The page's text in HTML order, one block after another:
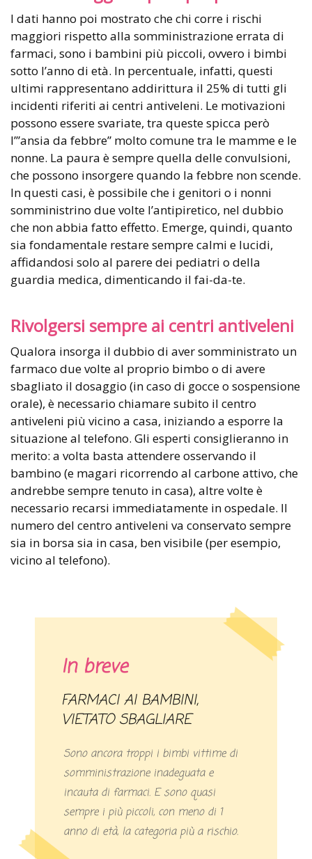
I dati hanno poi mostrato che chi corre i rischi
maggiori rispetto alla somministrazione errata di
farmaci, sono i bambini più piccoli, ovvero i bimbi
sotto l’anno di età. In percentuale, infatti, questi
ultimi rappresentano addirittura il 25% di tutti gli
incidenti riferiti ai centri antiveleni. Le motivazioni
possono essere svariate, tra queste spicca però
l’”ansia da febbre” molto comune tra le mamme e le
nonne. La paura è sempre quella delle convulsioni,
che possono insorgere quando la febbre non scende.
In questi casi, è possibile che i genitori o i nonni
somministrino due volte l’antipiretico, nel dubbio
che non abbia fatto effetto. Emerge, quindi, quanto
sia fondamentale restare sempre calmi e lucidi,
affidandosi solo al parere dei pediatri o della
guardia medica, dimenticando il fai-da-te.
Rivolgersi sempre ai centri antiveleni
Qualora insorga il dubbio di aver somministrato un
farmaco due volte al proprio bimbo o di avere
sbagliato il dosaggio (in caso di gocce o sospensione
orale), è necessario chiamare subito il centro
antiveleni più vicino a casa, iniziando a esporre la
situazione al telefono. Gli esperti consiglieranno in
merito: a volta basta attendere osservando il
bambino (e magari ricorrendo al carbone attivo, che
andrebbe sempre tenuto in casa), altre volte è
necessario recarsi immediatamente in ospedale. Il
numero del centro antiveleni va conservato sempre
sia in borsa sia in casa, ben visibile (per esempio,
vicino al telefono).
In breve
FARMACI AI BAMBINI,
VIETATO SBAGLIARE
Sono ancora troppi i bimbi vittime di
somministrazione inadeguata e
incauta di farmaci. E sono quasi
sempre i più piccoli, con meno di 1
anno di età, la categoria più a rischio.